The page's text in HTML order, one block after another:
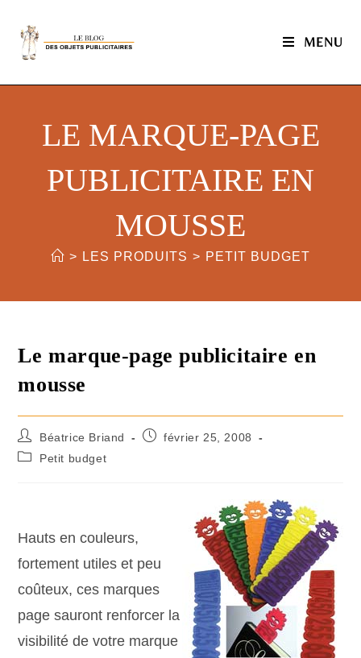
MENU
LE MARQUE-PAGE
PUBLICITAIRE EN
MOUSSE
> LES PRODUITS > PETIT BUDGET
Le marque-page publicitaire en
mousse
Béatrice Briand
février 25, 2008
Petit budget
Hauts en couleurs,
fortement utiles et peu
coûteux, ces marques
page sauront renforcer la
visibilité de votre marque